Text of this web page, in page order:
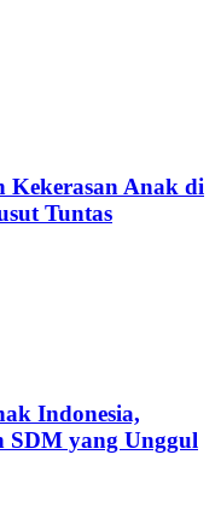
Kekerasan Anak di
Tuntas
Indonesia,
SDM yang Unggul